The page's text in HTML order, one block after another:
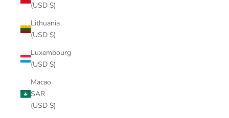
(USD $)
Lithuania
(USD $)
Luxembourg
(USD $)
Macao
SAR
(USD $)